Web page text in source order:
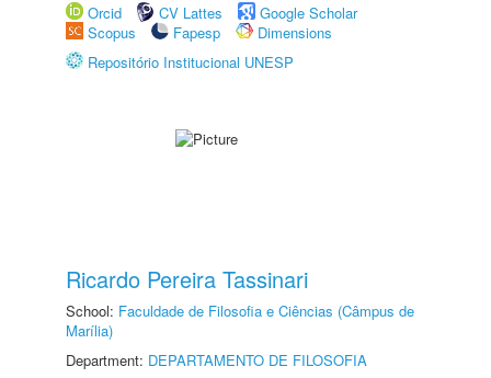
Orcid
CV Lattes
Google Scholar
Scopus
Fapesp
Dimensions
Repositório Institucional UNESP
Ricardo Pereira Tassinari
School: Faculdade de Filosofia e Ciências (Câmpus de
Marília)
Department: DEPARTAMENTO DE FILOSOFIA